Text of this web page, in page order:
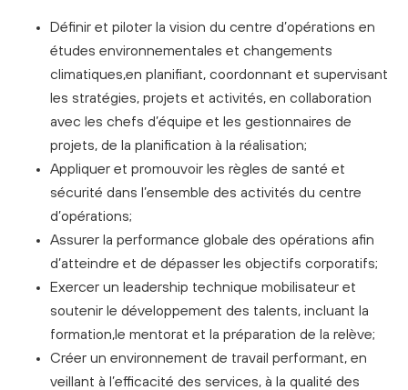
Définir et piloter la vision du centre d’opérations en
études environnementales et changements
climatiques,en planifiant, coordonnant et supervisant
les stratégies, projets et activités, en collaboration
avec les chefs d’équipe et les gestionnaires de
projets, de la planification à la réalisation;
Appliquer et promouvoir les règles de santé et
sécurité dans l’ensemble des activités du centre
d’opérations;
Assurer la performance globale des opérations afin
d’atteindre et de dépasser les objectifs corporatifs;
Exercer un leadership technique mobilisateur et
soutenir le développement des talents, incluant la
formation,le mentorat et la préparation de la relève;
Créer un environnement de travail performant, en
veillant à l’efficacité des services, à la qualité des